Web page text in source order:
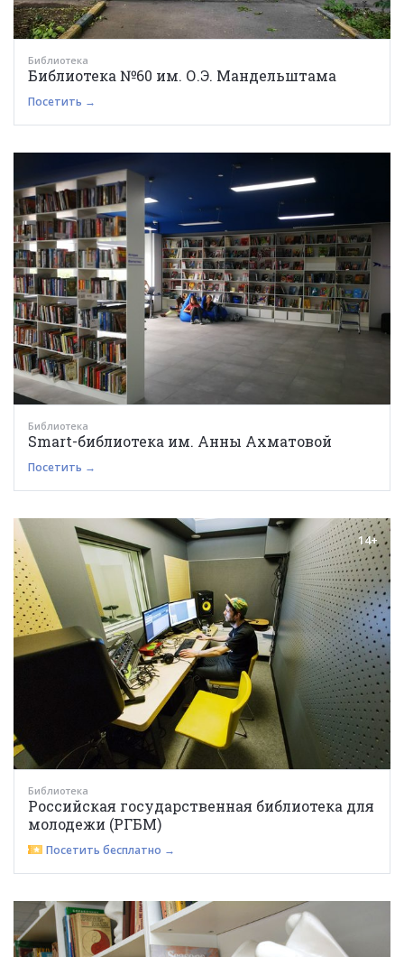
Библиотека
Библиотека №60 им. О.Э. Мандельштама
Посетить →
Библиотека
Smart-библиотека им. Анны Ахматовой
Посетить →
14+
Библиотека
Российская государственная библиотека для
молодежи (РГБМ)
Посетить бесплатно →